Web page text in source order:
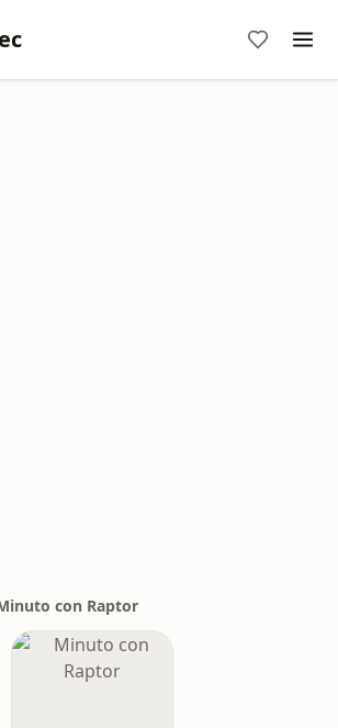
con Raptor